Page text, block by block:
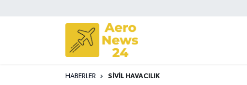
HABERLER SIVIL HAVACILIK
Sivil Havacılık